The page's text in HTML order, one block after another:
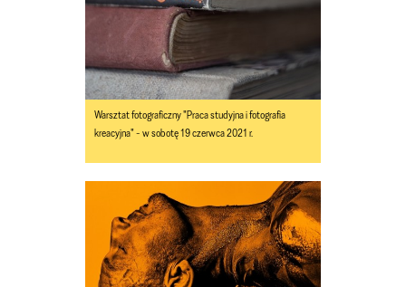
Warsztat fotograficzny "Praca studyjna i fotografia
kreacyjna" - w sobotę 19 czerwca 2021 r.